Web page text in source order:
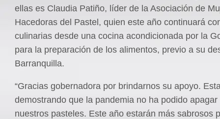
ellas es Claudia Patiño, líder de la Asociación de
Hacedoras del Pastel, quien este año continuará
culinarias desde una cocina acondicionada por la
para la preparación de los alimentos, previo a su
Barranquilla.
“Gracias gobernadora por brindarnos su apoyo.
demostrando que la pandemia no ha podido
nuestros pasteles. Este año estarán más sabrosos